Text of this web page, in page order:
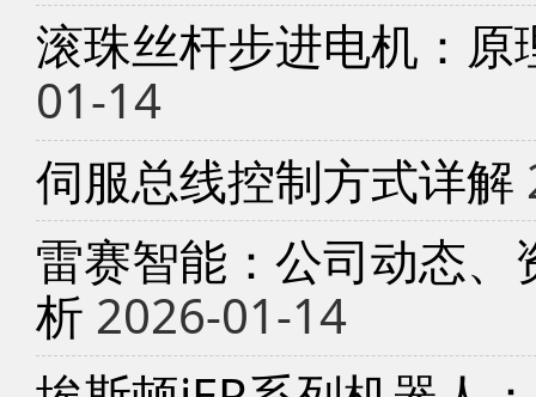
滚珠丝杆步进电机：
01-14
伺服总线控制方式详解
雷赛智能：公司动态
析 2026-01-14